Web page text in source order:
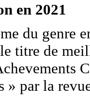
en 2021
du genre
titre de
» par la